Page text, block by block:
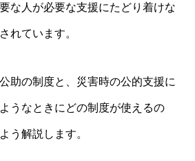
な人が必要な支援にたどり着けな
れています。
助の制度と、災害時の公的支援に
うなときにどの制度が使えるの
う解説します。